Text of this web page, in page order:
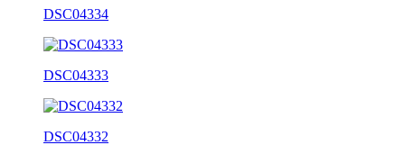
DSC04334
DSC04333
DSC04332